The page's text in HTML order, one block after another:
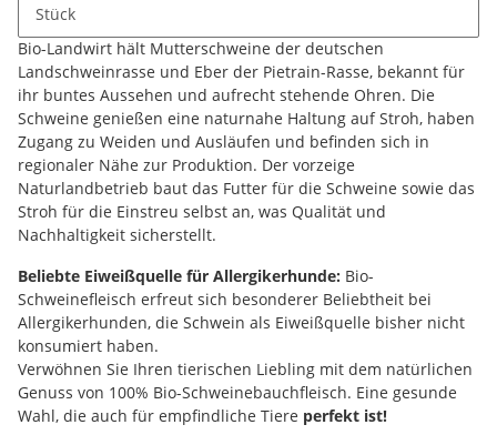
Stück
Naturnahe Haltung für Qualität und Nachhaltigkeit:
Bio-Landwirt hält Mutterschweine der deutschen
Landschweinrasse und Eber der Pietrain-Rasse, bekannt für
ihr buntes Aussehen und aufrecht stehende Ohren. Die
Schweine genießen eine naturnahe Haltung auf Stroh, haben
Zugang zu Weiden und Ausläufen und befinden sich in
regionaler Nähe zur Produktion. Der vorzeige
Naturlandbetrieb baut das Futter für die Schweine sowie das
Stroh für die Einstreu selbst an, was Qualität und
Nachhaltigkeit sicherstellt.
Beliebte Eiweißquelle für Allergikerhunde: Bio-
Schweinefleisch erfreut sich besonderer Beliebtheit bei
Allergikerhunden, die Schwein als Eiweißquelle bisher nicht
konsumiert haben.
Verwöhnen Sie Ihren tierischen Liebling mit dem natürlichen
Genuss von 100% Bio-Schweinebauchfleisch. Eine gesunde
Wahl, die auch für empfindliche Tiere perfekt ist!